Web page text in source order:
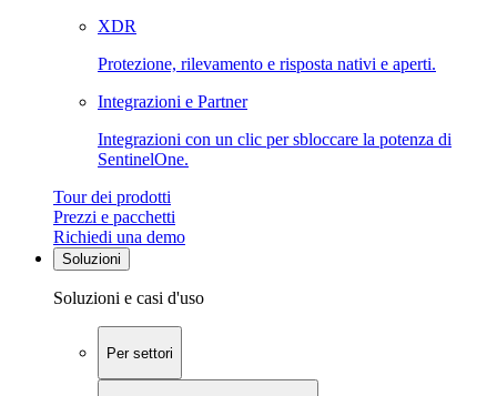
XDR
Protezione, rilevamento e risposta nativi e aperti.
Integrazioni e Partner
Integrazioni con un clic per sbloccare la potenza di
SentinelOne.
Tour dei prodotti
Prezzi e pacchetti
Richiedi una demo
Soluzioni
Soluzioni e casi d'uso
Per settori